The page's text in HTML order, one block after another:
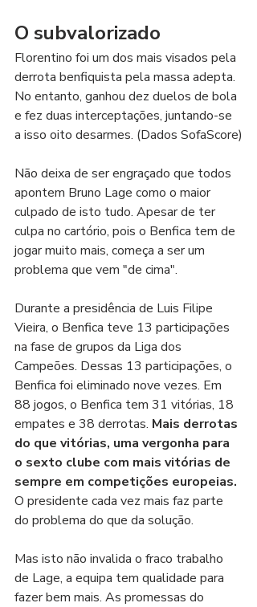
O subvalorizado
Florentino foi um dos mais visados pela
derrota benfiquista pela massa adepta.
No entanto, ganhou dez duelos de bola
e fez duas interceptações, juntando-se
a isso oito desarmes. (Dados SofaScore)
Não deixa de ser engraçado que todos
apontem Bruno Lage como o maior
culpado de isto tudo. Apesar de ter
culpa no cartório, pois o Benfica tem de
jogar muito mais, começa a ser um
problema que vem "de cima".
Durante a presidência de Luis Filipe
Vieira, o Benfica teve 13 participações
na fase de grupos da Liga dos
Campeões. Dessas 13 participações, o
Benfica foi eliminado nove vezes. Em
88 jogos, o Benfica tem 31 vitórias, 18
empates e 38 derrotas. Mais derrotas
do que vitórias, uma vergonha para
o sexto clube com mais vitórias de
sempre em competições europeias.
O presidente cada vez mais faz parte
do problema do que da solução.
Mas isto não invalida o fraco trabalho
de Lage, a equipa tem qualidade para
fazer bem mais. As promessas do